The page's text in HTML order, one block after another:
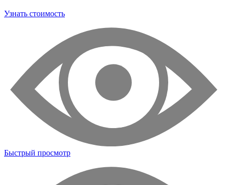
Узнать стоимость
Быстрый просмотр